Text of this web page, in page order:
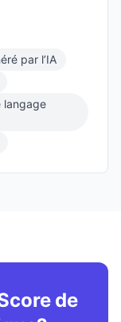
par l’IA
langage
de